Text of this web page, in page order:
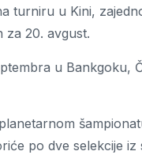
turniru u Kini,
za 20. avgust.
u Bankgoku,
po dve selekcije iz